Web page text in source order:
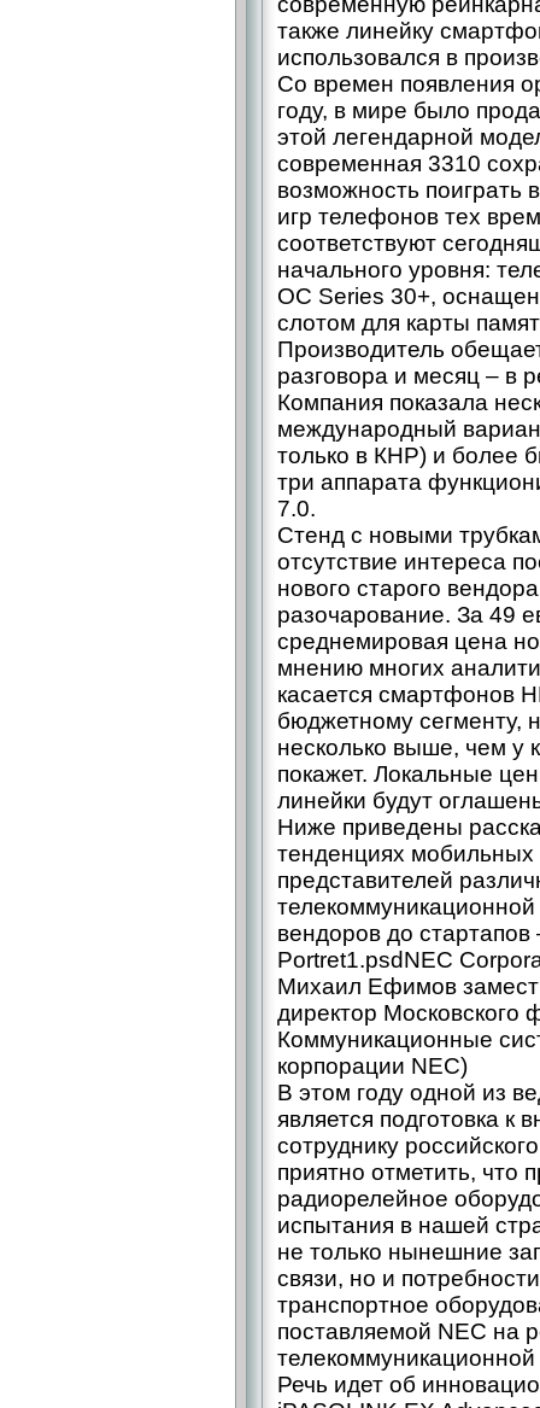
также линейку
использовался в
Со времен появления
году, в мире было
этой легендарной
современная 3310
возможность поиграть
игр телефонов тех
соответствуют
начального уровня:
ОС Series 30+,
слотом для карты
Производитель
разговора и месяц – в
Компания показала
международный
только в КНР) и более
три аппарата
7.0.
Стенд с новыми
отсутствие интереса
нового старого
разочарование. За 49
среднемировая цена
мнению многих
касается смартфонов
бюджетному сегменту,
несколько выше, чем у
покажет. Локальные
линейки будут
Ниже приведены
тенденциях мобильных
представителей
вендоров до
Portret1.psdNEC
Михаил Ефимов
директор
Коммуникационные
корпорации NEC)
В этом году одной из
является подготовка к
сотруднику
приятно отметить, что
радиорелейное
испытания в нашей
не только нынешние
связи, но и
транспортное
поставляемой NEC на
телекоммуникационной
Речь идет об